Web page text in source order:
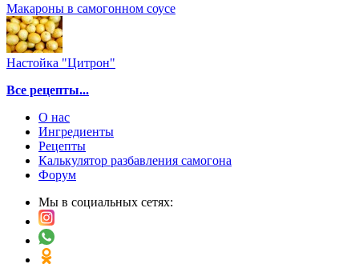
Макароны в самогонном соусе
Настойка "Цитрон"
Все рецепты...
О нас
Ингредиенты
Рецепты
Калькулятор разбавления самогона
Форум
Мы в социальных сетях: